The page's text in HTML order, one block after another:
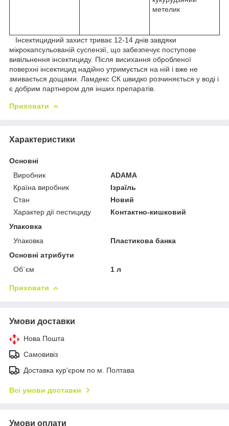
метелик
Інсектицидний захист триває 12-14 днів завдяки
мікрокапсульованій суспензії, що забезпечує поступове
вивільнення інсектициду. Після висихання обробленої
поверхні інсектицид надійно утримується на ній і вже не
змивається дощами. Ламдекс СК швидко розчиняється у воді і
є добрим партнером для інших препаратів.
Приховати
Характеристики
Основні
Виробник
ADAMA
Країна виробник
Ізраїль
Стан
Новий
Характер дії пестициду
Контактно-кишковий
Упаковка
Упаковка
Пластикова банка
Основні атрибути
Об`єм
1 л
Приховати
Умови доставки
Нова Пошта
Самовивіз
Доставка кур'єром по м. Полтава
Всі умови доставки
Умови оплати